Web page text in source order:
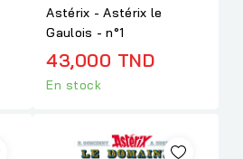
Astérix - Astérix le
Gaulois - n°1
43,000 TND
En stock